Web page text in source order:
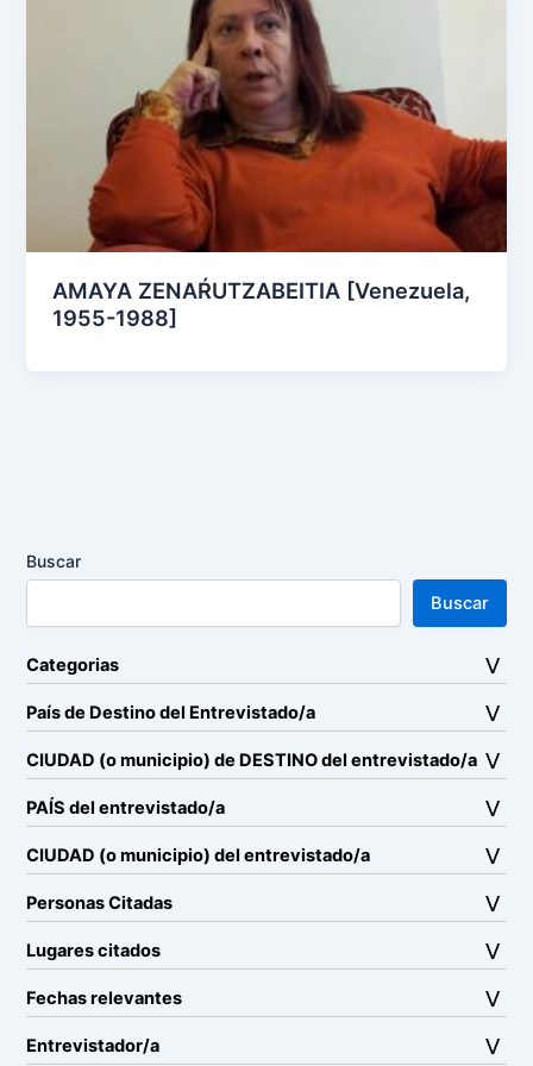
AMAYA ZENAŔUTZABEITIA [Venezuela,
1955-1988]
Buscar
Buscar
Categorias
País de Destino del Entrevistado/a
CIUDAD (o municipio) de DESTINO del entrevistado/a
PAÍS del entrevistado/a
CIUDAD (o municipio) del entrevistado/a
Personas Citadas
Lugares citados
Fechas relevantes
Entrevistador/a